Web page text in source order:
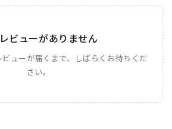
ビューがありません
ューが届くまで、しばらくお待ちくだ
さい。